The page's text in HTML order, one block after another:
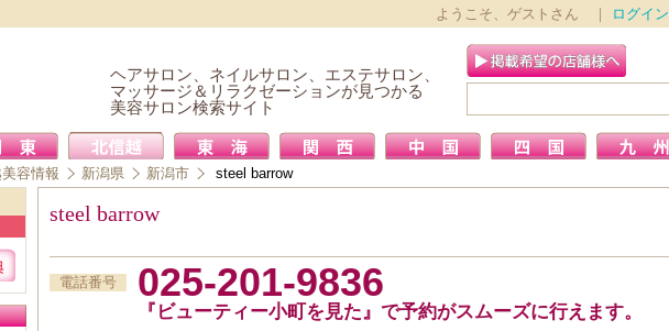
ようこそ、ゲストさん ｜ ログイン
ヘアサロン、ネイルサロン、エステサロン、
マッサージ＆リラクゼーションが見つかる
美容サロン検索サイト
容情報 新潟県 新潟市 steel barrow
steel barrow
電話番号 025-201-9836
『ビューティー小町を見た』で予約がスムーズに行えます。